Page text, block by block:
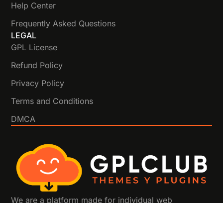
Help Center
Frequently Asked Questions
LEGAL
GPL License
Refund Policy
Privacy Policy
Terms and Conditions
DMCA
We are a platform made for individual web